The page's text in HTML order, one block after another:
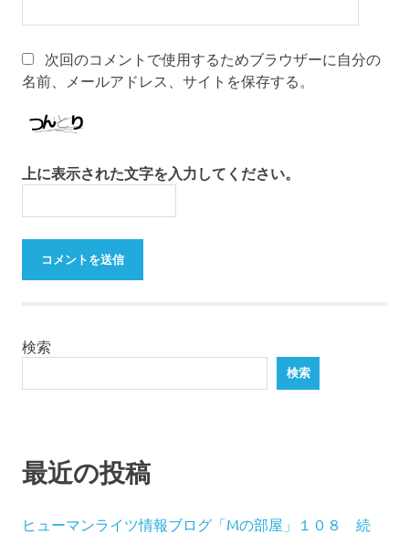
次回のコメントで使用するためブラウザーに自分の
名前、メールアドレス、サイトを保存する。
上に表示された文字を入力してください。
検索
検索
最近の投稿
ヒューマンライツ情報ブログ「Mの部屋」１０８ 続